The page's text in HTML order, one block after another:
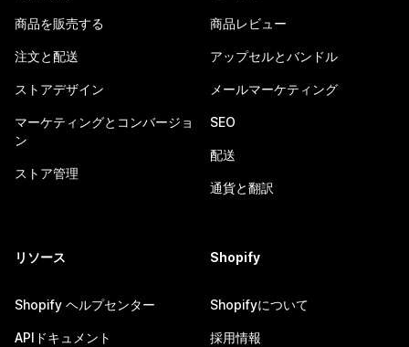
商品を販売する
注文と配送
ストアデザイン
マーケティングとコンバージョ
ン
ストア管理
商品レビュー
アップセルとバンドル
メールマーケティング
SEO
配送
通貨と翻訳
リソース
Shopify ヘルプセンター
APIドキュメント
Shopify
Shopifyについて
採用情報